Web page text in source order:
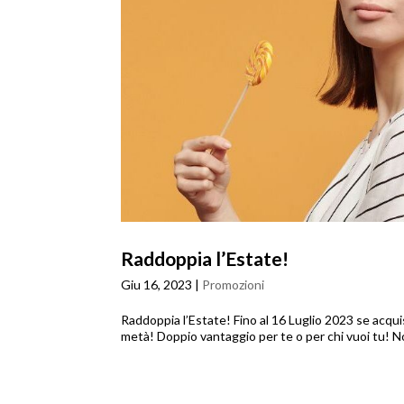
Raddoppia l’Estate!
Giu 16, 2023 | Promozioni
Raddoppia l’Estate! Fino al 16 Luglio 2023 se
metà! Doppio vantaggio per te o per chi vuoi tu!